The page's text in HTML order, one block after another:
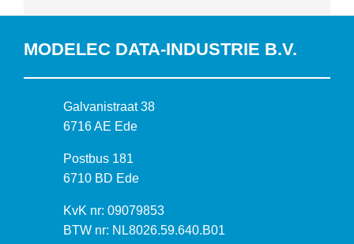
MODELEC DATA-INDUSTRIE B.V.
B
e
o
e
k
a
Galvanistraat 38
6716 AE Ede
P
o
t
a
Postbus 181
6710 BD Ede
I
n
KvK nr: 09079853
BTW nr: NL8026.59.640.B01